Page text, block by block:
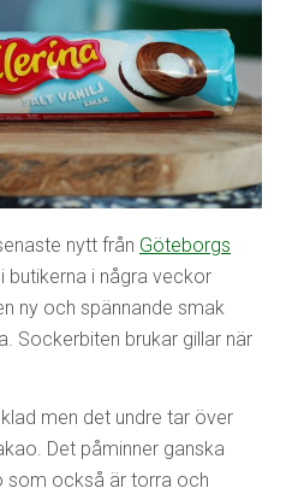
nytt från Göteborgs
butikerna i några veckor
ny och spännande smak
Sockerbiten brukar gillar när
men det undre tar över
Det påminner ganska
som också är torra och